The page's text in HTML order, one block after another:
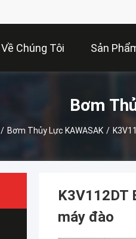
Về Chúng Tôi Sản
Bơm
/ Bơm Thủy Lực KAWASAK /
K3V112DT
máy đào